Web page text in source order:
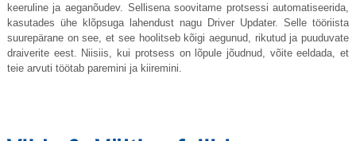
keeruline ja aeganõudev. Sellisena soovitame protsessi automatiseerida,
kasutades ühe klõpsuga lahendust nagu Driver Updater. Selle tööriista
suurepärane on see, et see hoolitseb kõigi aegunud, rikutud ja puuduvate
draiverite eest. Niisiis, kui protsess on lõpule jõudnud, võite eeldada, et
teie arvuti töötab paremini ja kiiremini.